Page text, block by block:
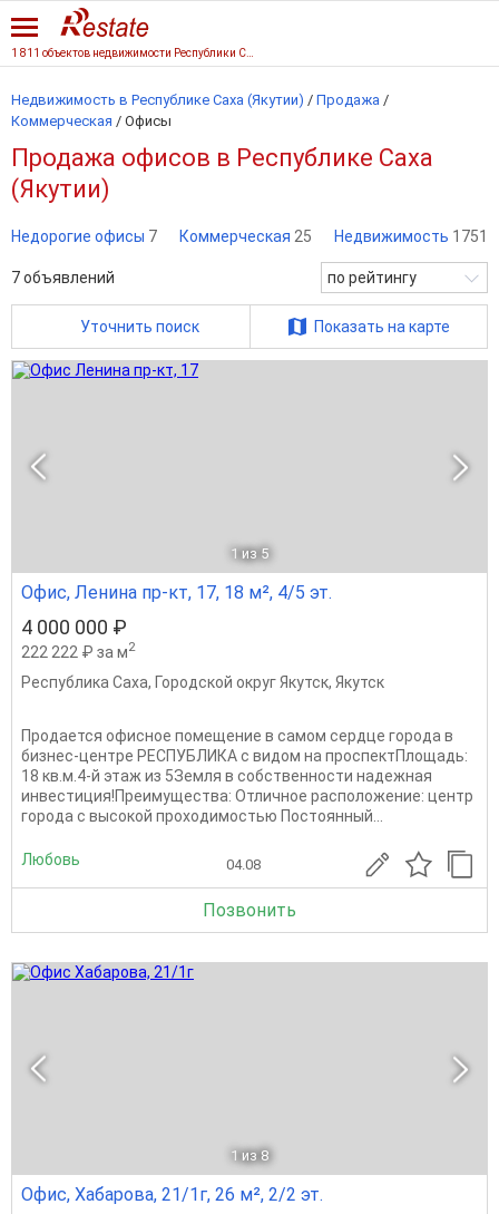
Недвижимость в Республике Саха (Якутии) / Продажа /
Коммерческая / Офисы
Продажа офисов в Республике Саха
(Якутии)
Недорогие офисы 7 Коммерческая 25 Недвижимость 1751
7объявлений по рейтингу
Уточнить поиск Показать на карте
1 из 5
Офис, Ленина пр-кт, 17, 18 м², 4/5 эт.
4 000 000 ₽
222 222 ₽ за м2
Республика Саха, Городской округ Якутск, Якутск
Продается офисное помещение в самом сердце города в
бизнес-центре РЕСПУБЛИКА с видом на проспектПлощадь:
18 кв.м.4-й этаж из 5Земля в собственности надежная
инвестиция!Преимущества: Отличное расположение: центр
города с высокой проходимостью Постоянный...
Любовь 04.08
Позвонить
1 из 8
Офис, Хабарова, 21/1г, 26 м², 2/2 эт.